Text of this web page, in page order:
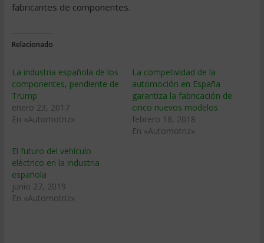
fabricantes de componentes.
Relacionado
La industria española de los
componentes, pendiente de
Trump
enero 23, 2017
En «Automotriz»
La competividad de la
automoción en España
garantiza la fabricación de
cinco nuevos modelos
febrero 18, 2018
En «Automotriz»
El futuro del vehículo
eléctrico en la industria
española
junio 27, 2019
En «Automotriz»